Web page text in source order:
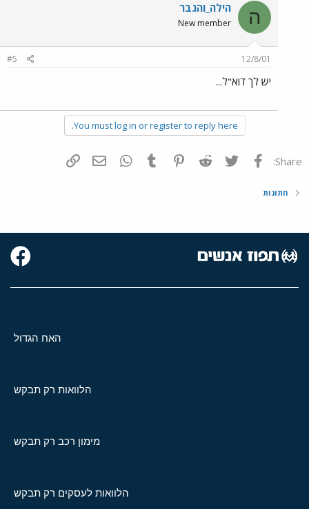
ה הילה_והגבר
New member
12/8/01
#5
יש לך דוא"ל...
You must log in or register to reply here.
Share: פייסבוק Twitter
Reddit
Pinterest
Tumblr
WhatsAppדואר אלקטרוני
חתונות
האח הגדול
הלוואות רק תבקש
מימון רכב רק תבקש
הלוואות לעסקים רק תבקש